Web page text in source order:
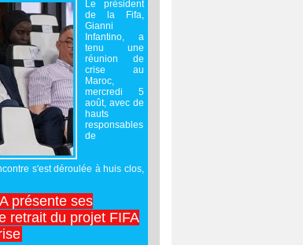
Le président
de la Fifa,
Gianni
Infantino, a
tenu une
réunion de
crise au
Maroc,
mercredi 5
août, avec de
hauts
responsables
de
s'est déroulée à huis clos,
présente ses
retrait du projet FIFA